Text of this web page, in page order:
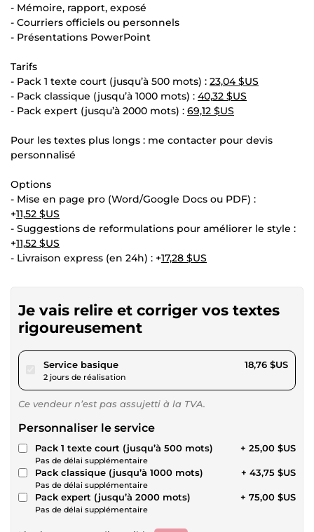
- Mémoire, rapport, exposé
- Courriers officiels ou personnels
- Présentations PowerPoint
Tarifs
- Pack 1 texte court (jusqu’à 500 mots) : 23,04 $US
- Pack classique (jusqu’à 1000 mots) : 40,32 $US
- Pack expert (jusqu’à 2000 mots) : 69,12 $US
Pour les textes plus longs : me contacter pour devis
personnalisé
Options
- Mise en page pro (Word/Google Docs ou PDF) :
+11,52 $US
- Suggestions de reformulations pour améliorer le style :
+11,52 $US
- Livraison express (en 24h) : +17,28 $US
Je vais relire et corriger vos textes
rigoureusement
Service basiquepour 17,28 $US
2 jours de réalisation
18,76 $US
Ce vendeur n’est pas assujetti à la TVA.
Personnaliser le service
Pack 1 texte court (jusqu’à 500 mots)
Pas de délai supplémentaire
+ 25,00 $US
Pack classique (jusqu’à 1000 mots)
Pas de délai supplémentaire
+ 43,75 $US
Pack expert (jusqu’à 2000 mots)
Pas de délai supplémentaire
+ 75,00 $US